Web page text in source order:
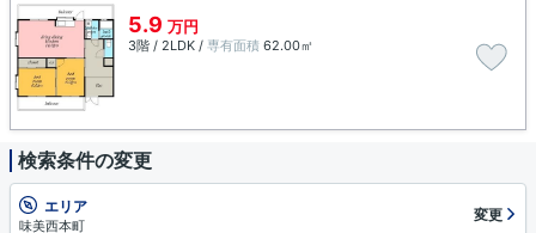
5.9 万円
3階 / 2LDK / 専有面積 62.00㎡
検索条件の変更
エリア
味美西本町
変更